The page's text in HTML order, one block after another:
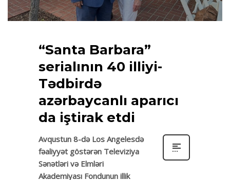
“Santa Barbara”
serialının 40 illiyi-
Tədbirdə
azərbaycanlı aparıcı
da iştirak etdi
Avqustun 8-də Los Angelesdə
fəaliyyət göstərən Televiziya
Sənətləri və Elmləri
Akademiyası Fondunun illik